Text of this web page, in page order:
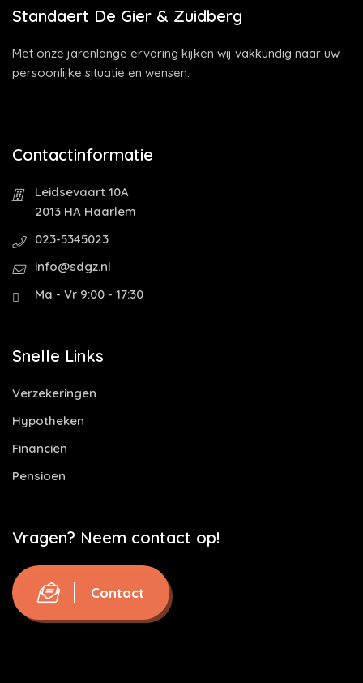
Standaert De Gier & Zuidberg
Met onze jarenlange ervaring kijken wij vakkundig naar uw
persoonlijke situatie en wensen.
Contactinformatie
Leidsevaart 10A
2013 HA Haarlem
023-5345023
info@sdgz.nl
Ma - Vr 9:00 - 17:30
Snelle Links
Verzekeringen
Hypotheken
Financiën
Pensioen
Vragen? Neem contact op!
Contact